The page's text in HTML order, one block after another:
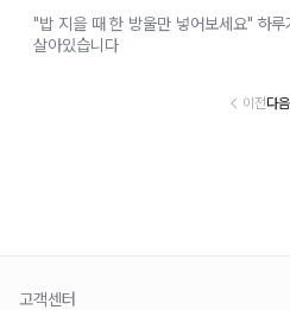
"밥 지을 때 한 방울만 넣어보세요" 하루
살아있습니다
이전다음
고객센터